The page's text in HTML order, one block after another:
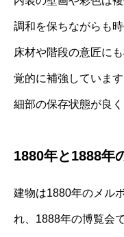
調和を保ちながらも
床材や階段の意匠に
覚的に補強しています
細部の保存状態が良
1880年と1888年
建物は1880年のメル
れ、1888年の博覧会